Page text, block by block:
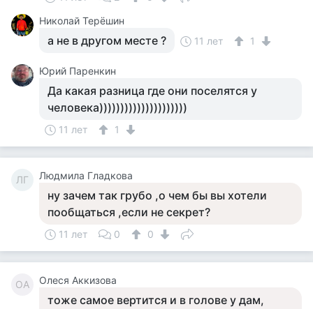
Николай Терёшин
а не в другом месте ? 11 лет 1
Юрий Паренкин
Да какая разница где они поселятся у
человека)))))))))))))))))))))
11 лет 1
ЛГ Людмила Гладкова
ну зачем так грубо ,о чем бы вы хотели
пообщаться ,если не секрет?
11 лет 0 0
ОА Олеся Аккизова
тоже самое вертится и в голове у дам,